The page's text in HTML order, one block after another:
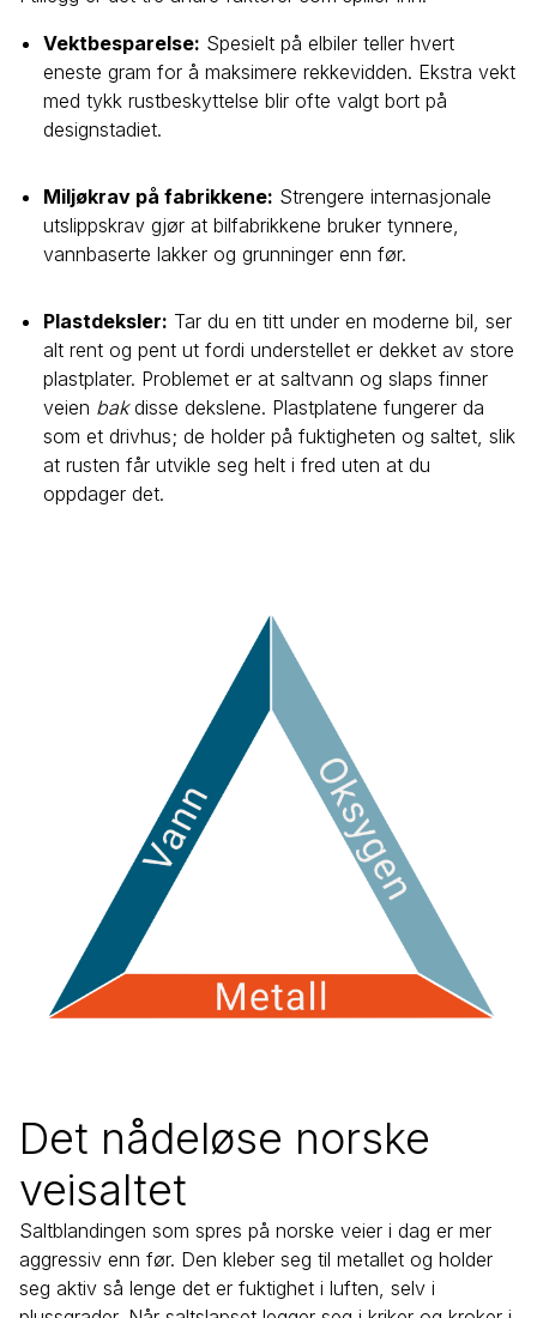
Vektbesparelse: Spesielt på elbiler teller hvert
eneste gram for å maksimere rekkevidden. Ekstra vekt
med tykk rustbeskyttelse blir ofte valgt bort på
designstadiet.
Miljøkrav på fabrikkene: Strengere internasjonale
utslippskrav gjør at bilfabrikkene bruker tynnere,
vannbaserte lakker og grunninger enn før.
Plastdeksler: Tar du en titt under en moderne bil, ser
alt rent og pent ut fordi understellet er dekket av store
plastplater. Problemet er at saltvann og slaps finner
veien bakdisse dekslene. Plastplatene fungerer da
som et drivhus; de holder på fuktigheten og saltet, slik
at rusten får utvikle seg helt i fred uten at du
oppdager det.
Det nådeløse norske
veisaltet
Saltblandingen som spres på norske veier i dag er mer
aggressiv enn før. Den kleber seg til metallet og holder
seg aktiv så lenge det er fuktighet i luften, selv i